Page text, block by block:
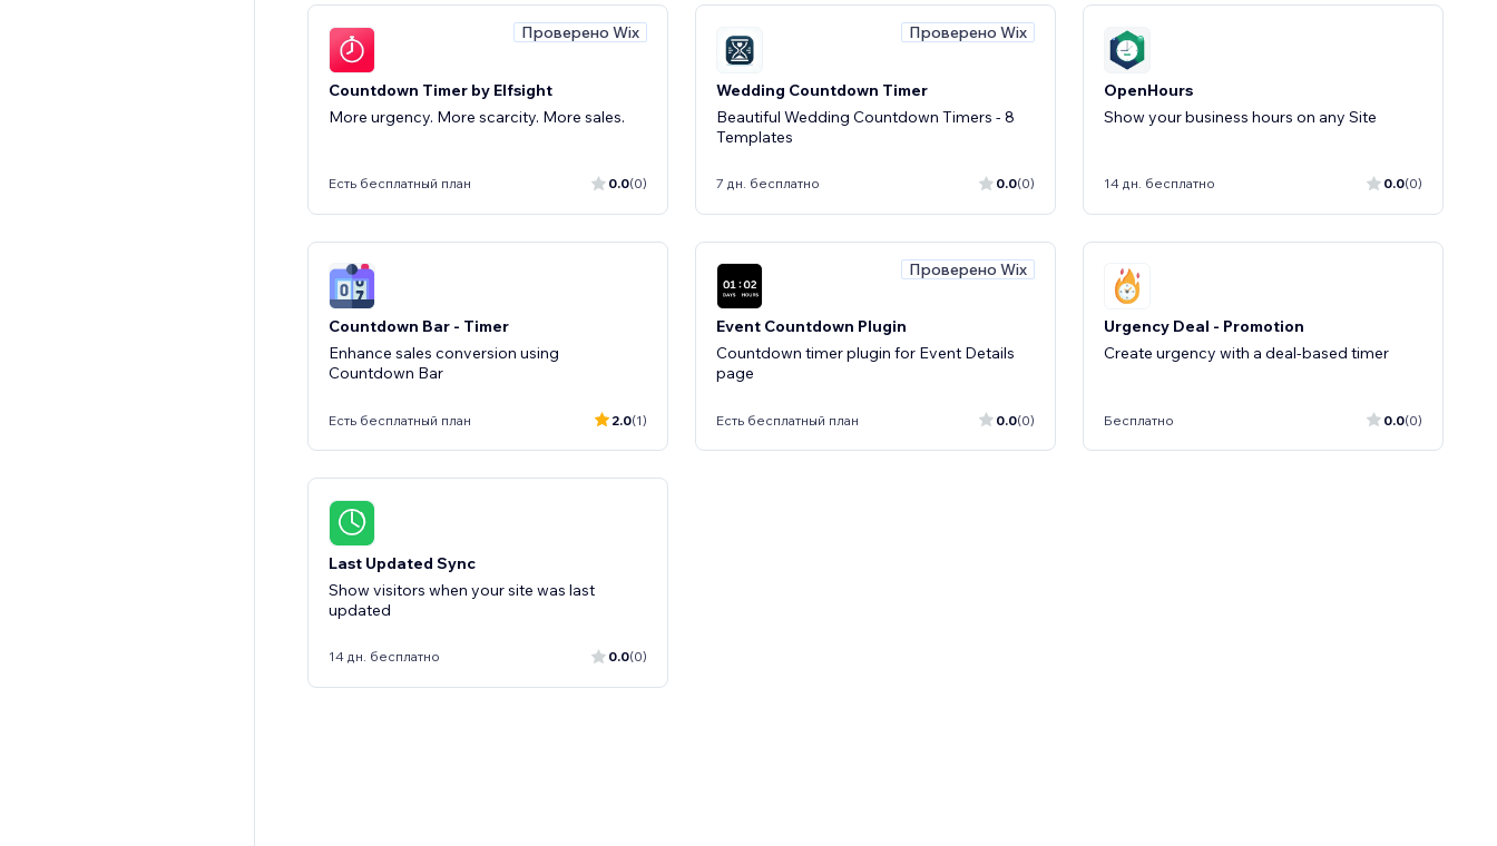
Проверено Wix
Countdown Timer by Elfsight
More urgency. More scarcity. More sales.
Есть бесплатный план 0.0(0)
Проверено Wix
Wedding Countdown Timer
Beautiful Wedding Countdown Timers - 8
Templates
7 дн. бесплатно 0.0(0)
OpenHours
Show your business hours on any Site
14 дн. бесплатно 0.0(0)
Countdown Bar - Timer
Enhance sales conversion using
Countdown Bar
Есть бесплатный план 2.0(1)
Проверено Wix
Event Countdown Plugin
Countdown timer plugin for Event Details
page
Есть бесплатный план 0.0(0)
Urgency Deal - Promotion
Create urgency with a deal-based timer
Бесплатно 0.0(0)
Last Updated Sync
Show visitors when your site was last
updated
14 дн. бесплатно 0.0(0)